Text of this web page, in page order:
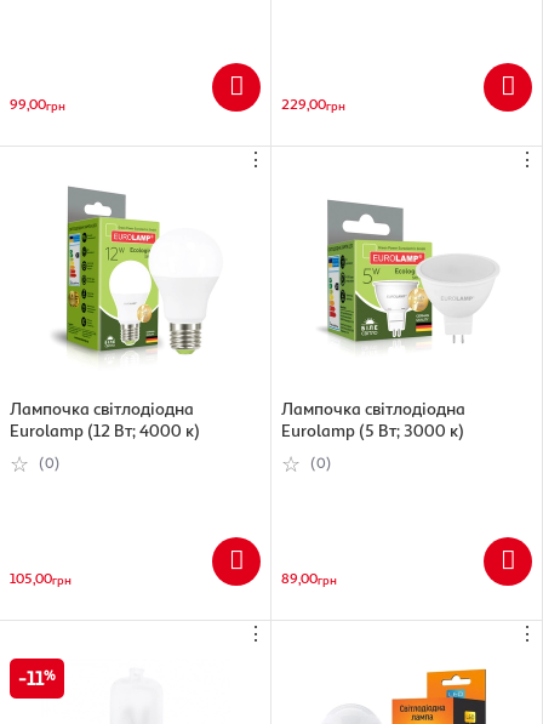
99,00грн 229,00грн
⋮
Лампочка світлодіодна
Eurolamp (12 Вт; 4000 к)
(0)
105,00грн
⋮
Лампочка світлодіодна
Eurolamp (5 Вт; 3000 к)
(0)
89,00грн
⋮
11
⋮